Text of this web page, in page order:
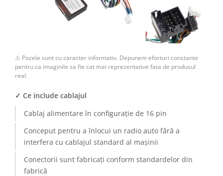
Camere Peugeot
Camere Fiat
Camere înregistrare trafic
Accesorii multimedia
Conectică Auto
Conectică Auto
⚠ Pozele sunt cu caracter informativ. Depunem eforturi constante
pentru ca imaginile sa fie cat mai reprezentative fata de produsul
real.
✓ Ce include cablajul
Cablaj alimentare în configurație de 16 pin
Conceput pentru a înlocui un radio auto fără a
interfera cu cablajul standard al mașinii
Conectorii sunt fabricați conform standardelor din
fabrică